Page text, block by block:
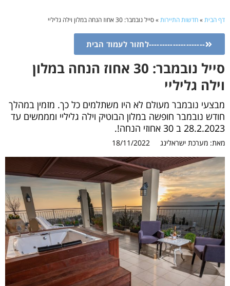
דף הבית»חדשות התיירות»סייל נובמבר: 30 אחוז הנחה במלון וילה גליליי
---------------------לחזור לעמוד הבית
סייל נובמבר: 30 אחוז הנחה במלון
וילה גליליי
מבצעי נובמבר מעולם לא היו משתלמים כל כך. מזמין במהלך
חודש נובמבר חופשה במלון הבוטיק וילה גליליי ומממשים עד
28.2.2023 ב 30 אחוזי הנחה!.
מאת: מערכת ישראלינג 18/11/2022